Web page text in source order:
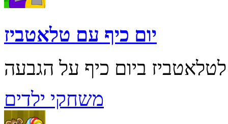
יום כיף עם טלאטביז
משחקי ילדים